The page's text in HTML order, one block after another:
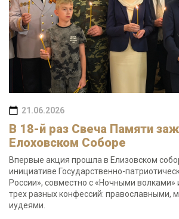
21.06.2026
В 18-й раз Свеча Памяти
Елоховском Соборе
Впервые акция прошла в Елизовском
инициативе Государственно-
России», совместно с «Ночными волками»
трех разных конфессий: православными,
иудеями.